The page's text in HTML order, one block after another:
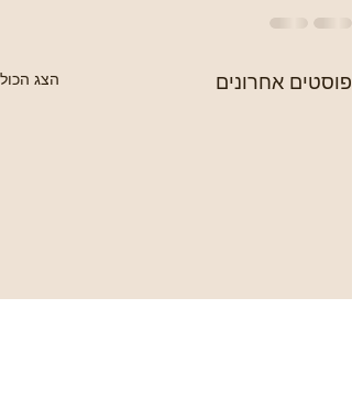
פוסטים אחרונים הצג הכול